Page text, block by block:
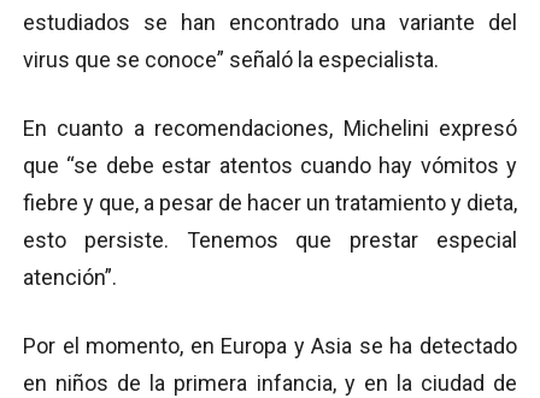
estudiados se han encontrado una variante del
virus que se conoce” señaló la especialista.
En cuanto a recomendaciones, Michelini expresó
que “se debe estar atentos cuando hay vómitos y
fiebre y que, a pesar de hacer un tratamiento y dieta,
esto persiste. Tenemos que prestar especial
atención”.
Por el momento, en Europa y Asia se ha detectado
en niños de la primera infancia, y en la ciudad de